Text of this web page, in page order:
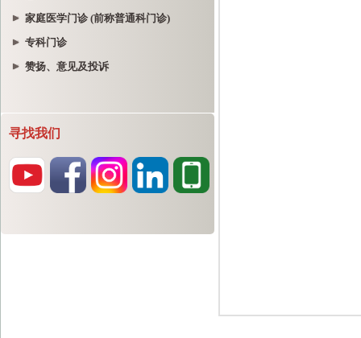
家庭医学门诊 (前称普通科门诊)
专科门诊
赞扬、意见及投诉
寻找我们